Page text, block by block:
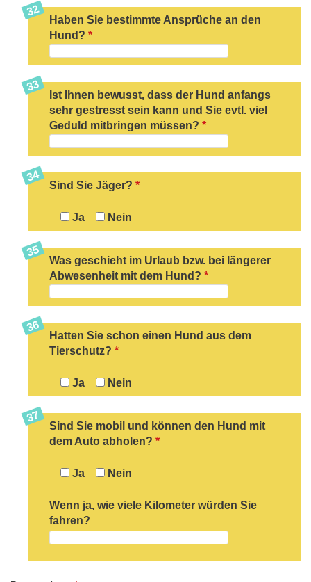
Haben Sie bestimmte Ansprüche an den
Hund? *
Ist Ihnen bewusst, dass der Hund anfangs
sehr gestresst sein kann und Sie evtl. viel
Geduld mitbringen müssen? *
Sind Sie Jäger? *
Ja Nein
Was geschieht im Urlaub bzw. bei längerer
Abwesenheit mit dem Hund? *
Hatten Sie schon einen Hund aus dem
Tierschutz? *
Ja Nein
Sind Sie mobil und können den Hund mit
dem Auto abholen? *
Ja Nein
Wenn ja, wie viele Kilometer würden Sie
fahren?